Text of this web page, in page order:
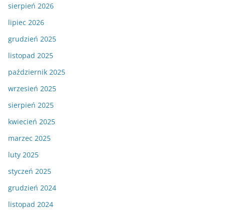
sierpień 2026
lipiec 2026
grudzień 2025
listopad 2025
październik 2025
wrzesień 2025
sierpień 2025
kwiecień 2025
marzec 2025
luty 2025
styczeń 2025
grudzień 2024
listopad 2024